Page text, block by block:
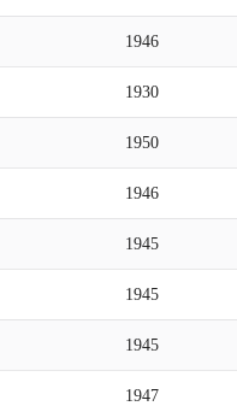
1946
1930
1950
1946
1945
1945
1945
1947